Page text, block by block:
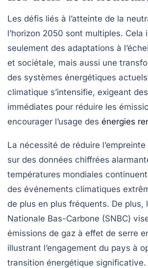
Les défis liés à l’atteinte de la
l’horizon 2050 sont multiples. Cela
seulement des adaptations à
et sociétale, mais aussi une
des systèmes énergétiques
climatique s’intensifie, exigeant
immédiates pour réduire les
encourager l’usage des énergies
La nécessité de réduire
sur des données chiffrées
températures mondiales continuent
des événements climatiques
de plus en plus fréquents. De plus,
Nationale Bas-Carbone (SNBC)
émissions de gaz à effet de serre
illustrant l’engagement du pays à
transition énergétique significative.